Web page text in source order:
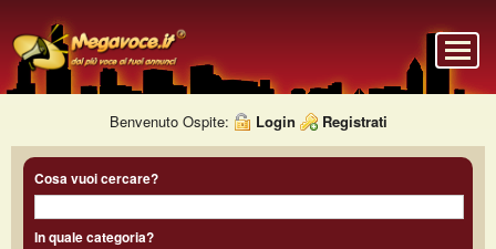
Benvenuto Ospite: Login Registrati
Cosa vuoi cercare?
In quale categoria?